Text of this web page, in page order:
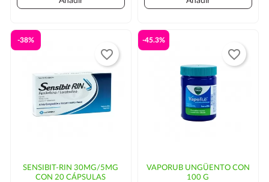
SENSIBIT-RIN 30MG/5MG
CON 20 CÁPSULAS
-38%
favorite_border
VAPORUB UNGÜENTO CON
100 G
-45.3%
favorite_border